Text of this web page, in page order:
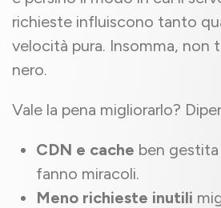
richieste influiscono tanto
velocità pura. Insomma, non
nero.
Vale la pena migliorarlo?
CDN e cache ben
fanno miracoli.
Meno richieste inutili